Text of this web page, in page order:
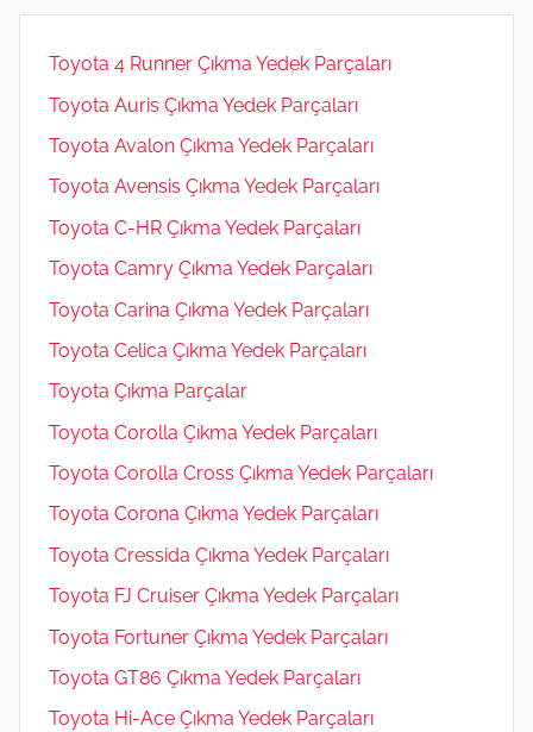
Toyota 4 Runner Çıkma Yedek Parçaları
Toyota Auris Çıkma Yedek Parçaları
Toyota Avalon Çıkma Yedek Parçaları
Toyota Avensis Çıkma Yedek Parçaları
Toyota C-HR Çıkma Yedek Parçaları
Toyota Camry Çıkma Yedek Parçaları
Toyota Carina Çıkma Yedek Parçaları
Toyota Celica Çıkma Yedek Parçaları
Toyota Çıkma Parçalar
Toyota Corolla Çıkma Yedek Parçaları
Toyota Corolla Cross Çıkma Yedek Parçaları
Toyota Corona Çıkma Yedek Parçaları
Toyota Cressida Çıkma Yedek Parçaları
Toyota FJ Cruiser Çıkma Yedek Parçaları
Toyota Fortuner Çıkma Yedek Parçaları
Toyota GT86 Çıkma Yedek Parçaları
Toyota Hi-Ace Çıkma Yedek Parçaları